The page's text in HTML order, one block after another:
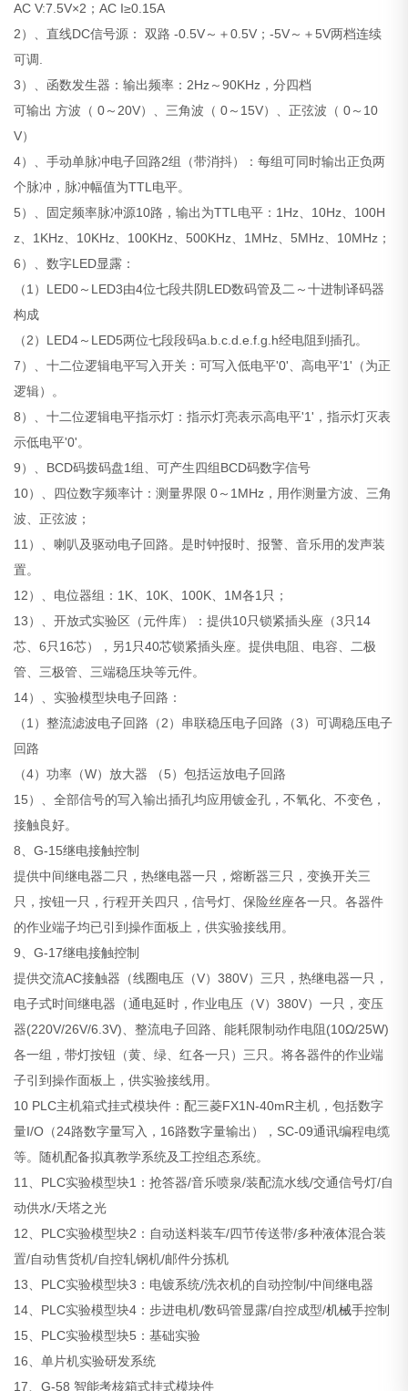
AC V:7.5V×2；AC I≥0.15A
2）、直线DC信号源： 双路 -0.5V～＋0.5V；-5V～＋5V两档连续
可调.
3）、函数发生器：输出频率：2Hz～90KHz，分四档
可输出 方波（ 0～20V）、三角波（ 0～15V）、正弦波（ 0～10
V）
4）、手动单脉冲电子回路2组（带消抖）：每组可同时输出正负两
个脉冲，脉冲幅值为TTL电平。
5）、固定频率脉冲源10路，输出为TTL电平：1Hz、10Hz、100H
z、1KHz、10KHz、100KHz、500KHz、1MHz、5MHz、10MHz；
6）、数字LED显露：
（1）LED0～LED3由4位七段共阴LED数码管及二～十进制译码器
构成
（2）LED4～LED5两位七段段码a.b.c.d.e.f.g.h经电阻到插孔。
7）、十二位逻辑电平写入开关：可写入低电平'0'、高电平'1'（为正
逻辑）。
8）、十二位逻辑电平指示灯：指示灯亮表示高电平'1'，指示灯灭表
示低电平'0'。
9）、BCD码拨码盘1组、可产生四组BCD码数字信号
10）、四位数字频率计：测量界限 0～1MHz，用作测量方波、三角
波、正弦波；
11）、喇叭及驱动电子回路。是时钟报时、报警、音乐用的发声装
置。
12）、电位器组：1K、10K、100K、1M各1只；
13）、开放式实验区（元件库）：提供10只锁紧插头座（3只14
芯、6只16芯），另1只40芯锁紧插头座。提供电阻、电容、二极
管、三极管、三端稳压块等元件。
14）、实验模型块电子回路：
（1）整流滤波电子回路（2）串联稳压电子回路（3）可调稳压电子
回路
（4）功率（W）放大器 （5）包括运放电子回路
15）、全部信号的写入输出插孔均应用镀金孔，不氧化、不变色，
接触良好。
8、G-15继电接触控制
提供中间继电器二只，热继电器一只，熔断器三只，变换开关三
只，按钮一只，行程开关四只，信号灯、保险丝座各一只。各器件
的作业端子均已引到操作面板上，供实验接线用。
9、G-17继电接触控制
提供交流AC接触器（线圈电压（V）380V）三只，热继电器一只，
电子式时间继电器（通电延时，作业电压（V）380V）一只，变压
器(220V/26V/6.3V)、整流电子回路、能耗限制动作电阻(10Ω/25W)
各一组，带灯按钮（黄、绿、红各一只）三只。将各器件的作业端
子引到操作面板上，供实验接线用。
10 PLC主机箱式挂式模块件：配三菱FX1N-40mR主机，包括数字
量I/O（24路数字量写入，16路数字量输出），SC-09通讯编程电缆
等。随机配备拟真教学系统及工控组态系统。
11、PLC实验模型块1：抢答器/音乐喷泉/装配流水线/交通信号灯/自
动供水/天塔之光
12、PLC实验模型块2：自动送料装车/四节传送带/多种液体混合装
置/自动售货机/自控轧钢机/邮件分拣机
13、PLC实验模型块3：电镀系统/洗衣机的自动控制/中间继电器
14、PLC实验模型块4：步进电机/数码管显露/自控成型/机械手控制
15、PLC实验模型块5：基础实验
16、单片机实验研发系统
17、G-58 智能考核箱式挂式模块件